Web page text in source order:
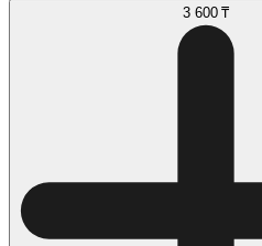
3 600 ₸